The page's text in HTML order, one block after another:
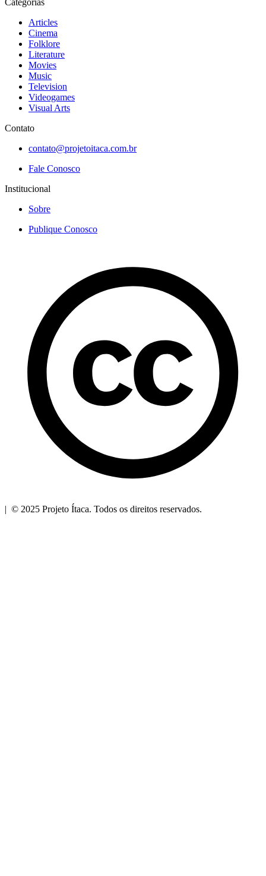
Categorias
Articles
Cinema
Folklore
Literature
Movies
Music
Television
Videogames
Visual Arts
Contato
contato@projetoitaca.com.br
Fale Conosco
Institucional
Sobre
Publique Conosco
| © 2025 Projeto Ítaca. Todos os direitos reservados.